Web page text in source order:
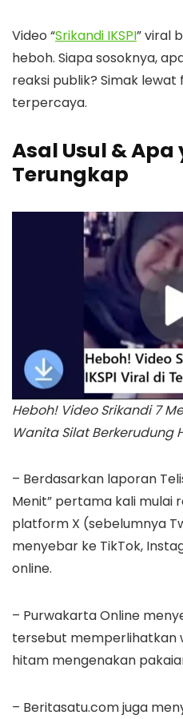
Video “Srikandi IKSPI” viral
heboh. Siapa sosoknya,
reaksi publik? Simak lewat
terpercaya.
Asal Usul &
Terungkap
Heboh! Video Srikandi 7
Wanita Silat Berkerudung
– Berdasarkan laporan
Menit” pertama kali mulai
platform X (sebelumnya
menyebar ke TikTok,
online.
– Purwakarta Online
tersebut memperlihatkan
hitam mengenakan
– Beritasatu.com juga